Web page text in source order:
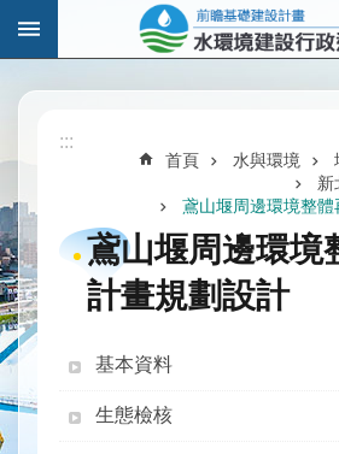
跳到主要內容區塊
進
計
畫
說
水
:::
首頁 水與環境
新
鳶山堰周邊環境整
鳶山堰周邊環境
計畫規劃設計
基本資料
生態檢核